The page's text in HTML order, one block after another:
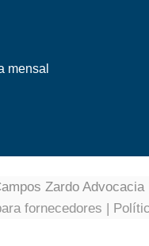
mensal
Zardo Advocacia |
fornecedores